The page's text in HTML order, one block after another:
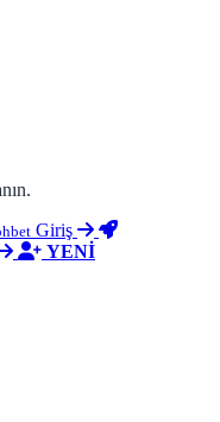
Giriş
YENİ